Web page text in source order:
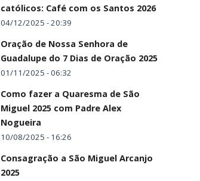
católicos: Café com os Santos 2026
04/12/2025 - 20:39
Oração de Nossa Senhora de
Guadalupe do 7 Dias de Oração 2025
01/11/2025 - 06:32
Como fazer a Quaresma de São
Miguel 2025 com Padre Alex
Nogueira
10/08/2025 - 16:26
Consagração a São Miguel Arcanjo
2025